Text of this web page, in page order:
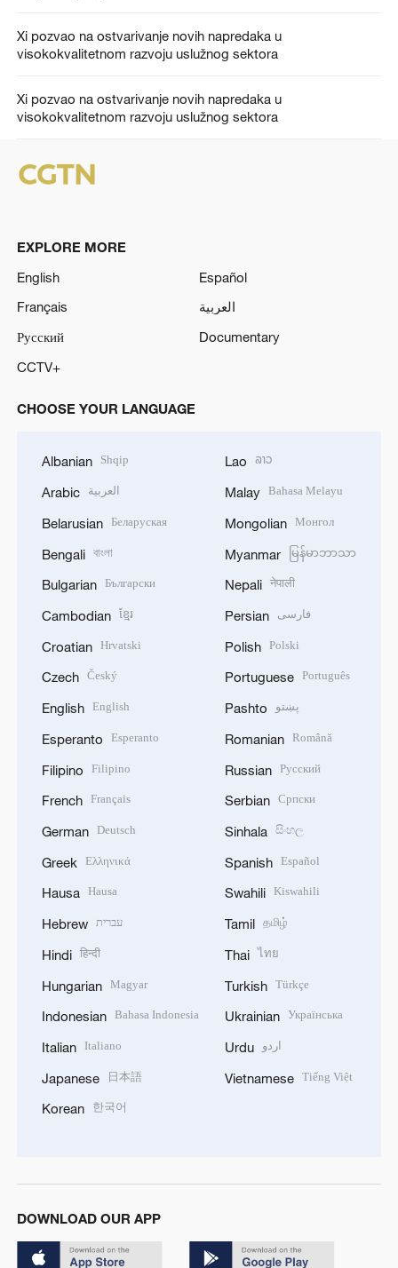
Xi pozvao na ostvarivanje novih napredaka u
visokokvalitetnom razvoju uslužnog sektora
Xi pozvao na ostvarivanje novih napredaka u
visokokvalitetnom razvoju uslužnog sektora
EXPLORE MORE
English
Español
Français
العربية
Русский
Documentary
CCTV+
CHOOSE YOUR LANGUAGE
Albanian Shqip
Arabic العربية
Belarusian Беларуская
Bengali বাংলা
Bulgarian Български
Cambodian ខ្មែរ
Croatian Hrvatski
Czech Český
English English
Esperanto Esperanto
Filipino Filipino
French Français
German Deutsch
Greek Ελληνικά
Hausa Hausa
Hebrew עברית
Hindi हिन्दी
Hungarian Magyar
Indonesian Bahasa Indonesia
Italian Italiano
Japanese 日本語
Korean 한국어
Lao ລາວ
Malay Bahasa Melayu
Mongolian Монгол
Myanmar မြန်မာဘာသာ
Nepali नेपाली
Persian فارسی
Polish Polski
Portuguese Português
Pashto پښتو
Romanian Română
Russian Русский
Serbian Српски
Sinhala සිංහල
Spanish Español
Swahili Kiswahili
Tamil தமிழ்
Thai ไทย
Turkish Türkçe
Ukrainian Українська
Urdu اردو
Vietnamese Tiếng Việt
DOWNLOAD OUR APP